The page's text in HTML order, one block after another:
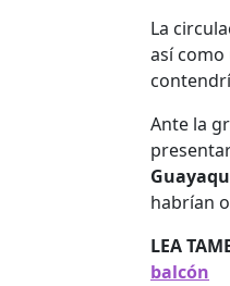
La
así
Ante la
habrían
LEA
balcón